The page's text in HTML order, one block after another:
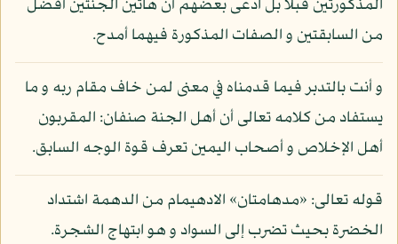
المذكورتين قبلا بل ادعى بعضهم أن هاتين الجنتين أفضل
من السابقتين و الصفات المذكورة فيهما أمدح.
و أنت بالتدبر فيما قدمناه في معنى لمن خاف مقام ربه و ما
يستفاد من كلامه تعالى أن أهل الجنة صنفان: المقربون
أهل الإخلاص و أصحاب اليمين تعرف قوة الوجه السابق.
قوله تعالى: «مدهامتان» الادهيمام من الدهمة اشتداد
الخضرة بحيث تضرب إلى السواد و هو ابتهاج الشجرة.